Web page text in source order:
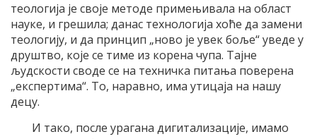
теологија је своје методе примењивала на област
науке, и грешила; данас технологија хоће да замени
теологију, и да принцип „ново је увек боље“ уведе у
друштво, које се тиме из корена чупа. Тајне
људскости своде се на техничка питања поверена
„експертима“. То, наравно, има утицаја на нашу
децу.
И тако, после урагана дигитализације, имамо